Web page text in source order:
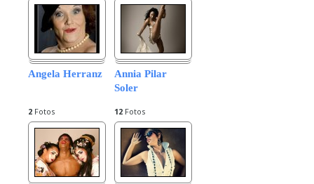
Angela Herranz
2 Fotos
Annia Pilar
Soler
12 Fotos